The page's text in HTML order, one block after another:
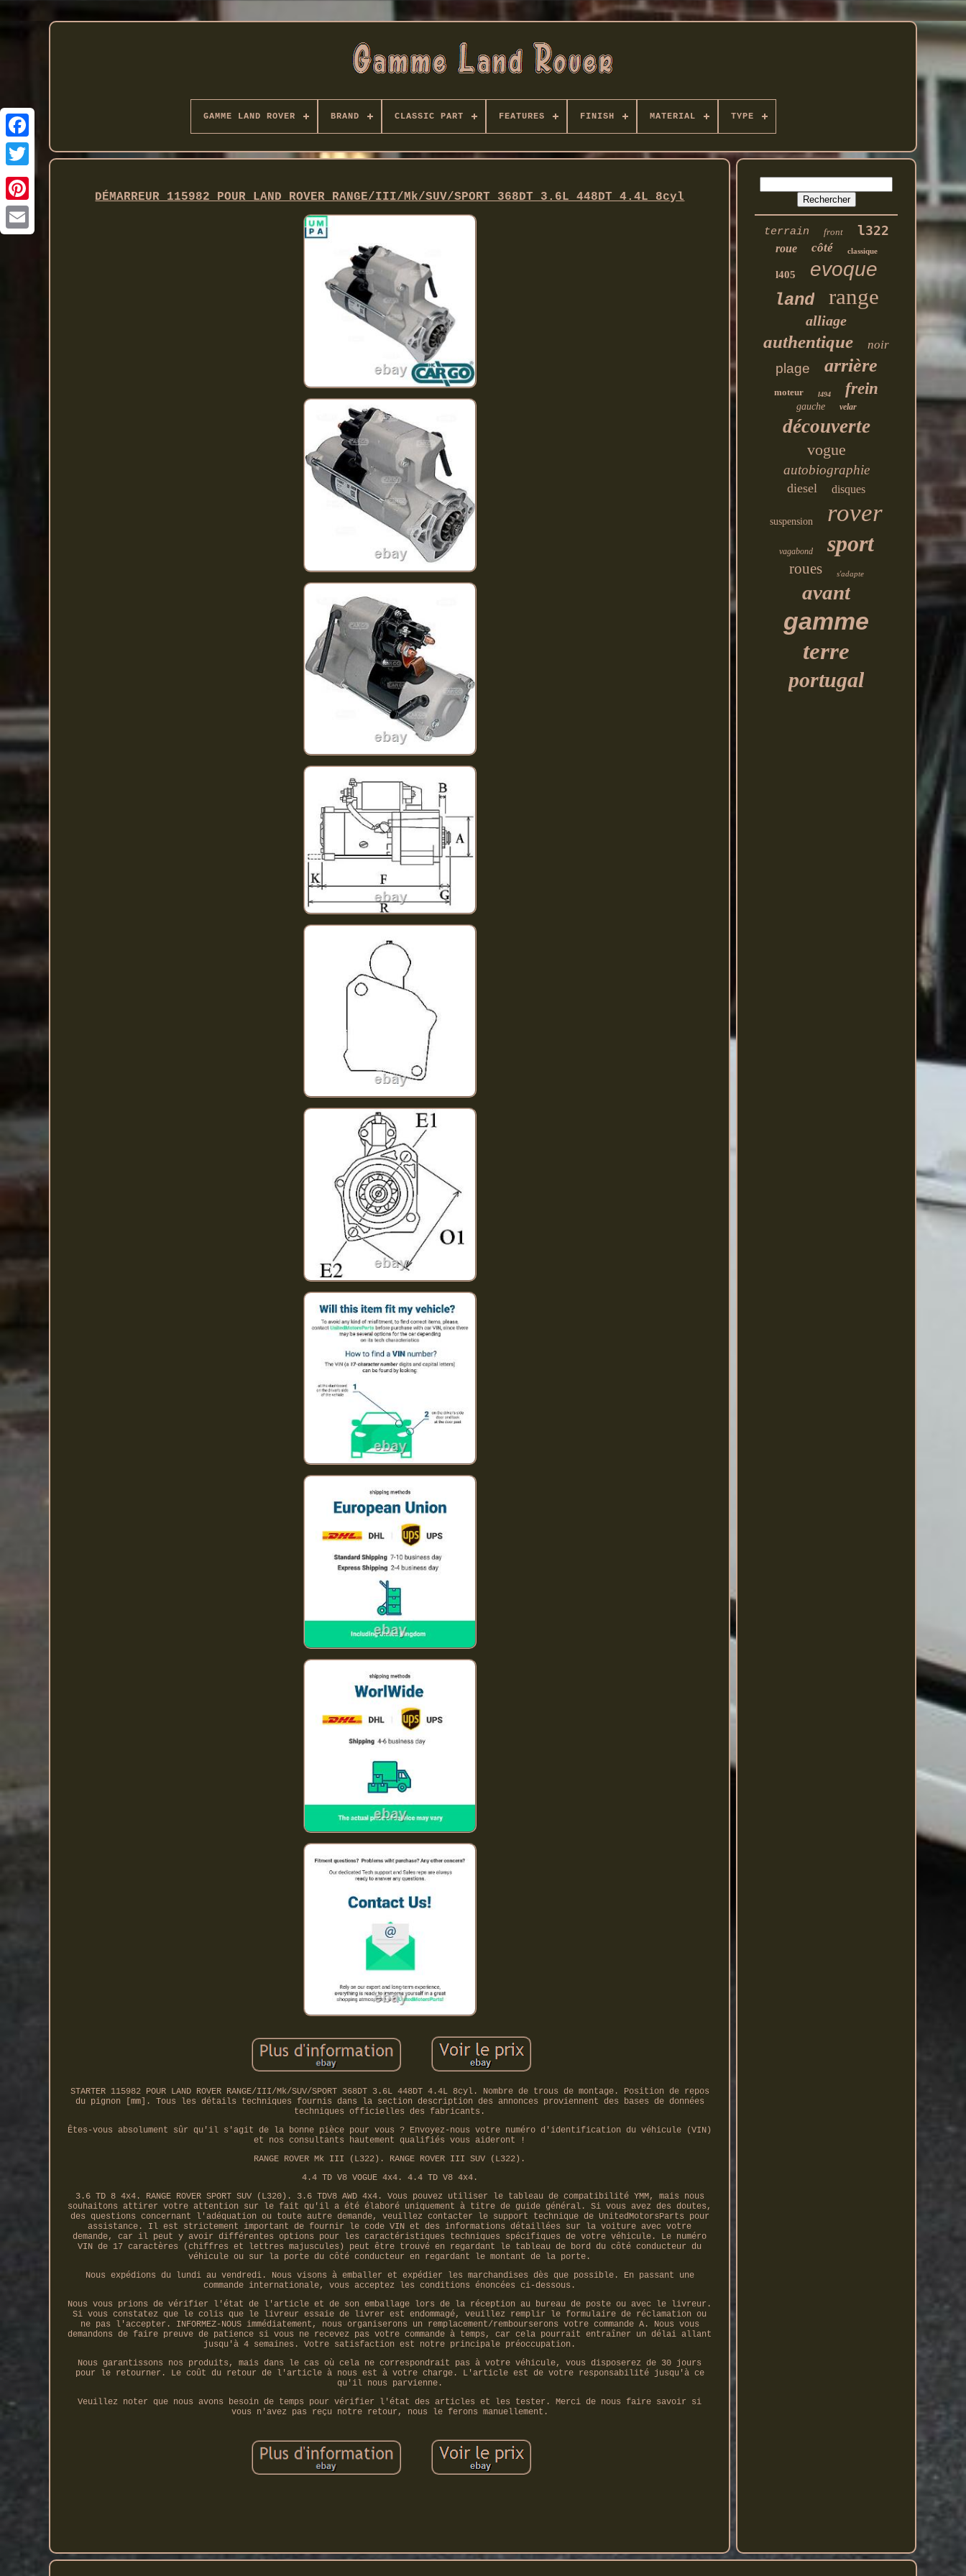
Twitter
GAMME LAND ROVER BRAND CLASSIC PART FEATURES FINISH MATERIAL TYPE
DÉMARREUR 115982 POUR LAND ROVER RANGE/III/Mk/SUV/SPORT 368DT 3.6L 448DT 4.4L 8cyl
STARTER 115982 POUR LAND ROVER RANGE/III/Mk/SUV/SPORT 368DT 3.6L 448DT 4.4L 8cyl. Nombre de trous de montage. Position de repos
du pignon [mm]. Tous les détails techniques fournis dans la section description des annonces proviennent des bases de données
techniques officielles des fabricants.
Êtes-vous absolument sûr qu'il s'agit de la bonne pièce pour vous ? Envoyez-nous votre numéro d'identification du véhicule (VIN)
et nos consultants hautement qualifiés vous aideront !
RANGE ROVER Mk III (L322). RANGE ROVER III SUV (L322).
4.4 TD V8 VOGUE 4x4. 4.4 TD V8 4x4.
3.6 TD 8 4x4. RANGE ROVER SPORT SUV (L320). 3.6 TDV8 AWD 4x4. Vous pouvez utiliser le tableau de compatibilité YMM, mais nous
souhaitons attirer votre attention sur le fait qu'il a été élaboré uniquement à titre de guide général. Si vous avez des doutes,
des questions concernant l'adéquation ou toute autre demande, veuillez contacter le support technique de UnitedMotorsParts pour
assistance. Il est strictement important de fournir le code VIN et des informations détaillées sur la voiture avec votre
demande, car il peut y avoir différentes options pour les caractéristiques techniques spécifiques de votre véhicule. Le numéro
VIN de 17 caractères (chiffres et lettres majuscules) peut être trouvé en regardant le tableau de bord du côté conducteur du
véhicule ou sur la porte du côté conducteur en regardant le montant de la porte.
Nous expédions du lundi au vendredi. Nous visons à emballer et expédier les marchandises dès que possible. En passant une
commande internationale, vous acceptez les conditions énoncées ci-dessous.
Nous vous prions de vérifier l'état de l'article et de son emballage lors de la réception au bureau de poste ou avec le livreur.
Si vous constatez que le colis que le livreur essaie de livrer est endommagé, veuillez remplir le formulaire de réclamation ou
ne pas l'accepter. INFORMEZ-NOUS immédiatement, nous organiserons un remplacement/rembourserons votre commande A. Nous vous
demandons de faire preuve de patience si vous ne recevez pas votre commande à temps, car cela pourrait entraîner un délai allant
jusqu'à 4 semaines. Votre satisfaction est notre principale préoccupation.
Nous garantissons nos produits, mais dans le cas où cela ne correspondrait pas à votre véhicule, vous disposerez de 30 jours
pour le retourner. Le coût du retour de l'article à nous est à votre charge. L'article est de votre responsabilité jusqu'à ce
qu'il nous parvienne.
Veuillez noter que nous avons besoin de temps pour vérifier l'état des articles et les tester. Merci de nous faire savoir si
vous n'avez pas reçu notre retour, nous le ferons manuellement.
terrain front l322
roue côté classique
l405 evoque
land range
alliage
authentique noir
plage arrière
moteur l494 frein
gauche velar
découverte
vogue
autobiographie
diesel disques
suspension rover
vagabond sport
roues s'adapte
avant
gamme
terre
portugal